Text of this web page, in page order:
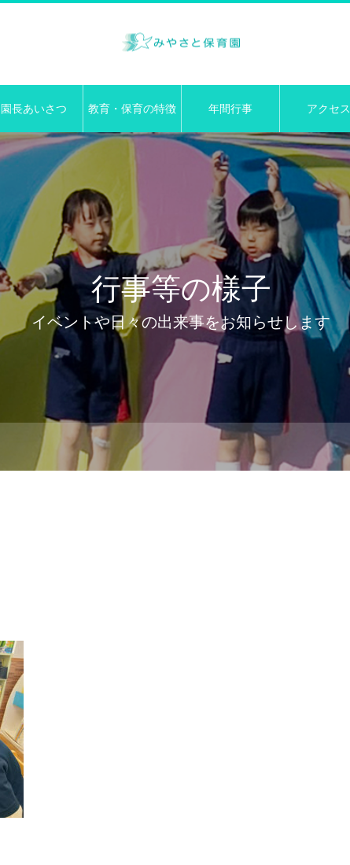
園長あいさつ 教育・保育の特徴 年間行事 アクセス
行事等の様子
イベントや日々の出来事をお知らせします